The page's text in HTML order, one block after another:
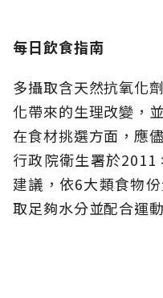
每日飲食指南
多攝取含天然抗氧化
化帶來的生理改變，
在食材挑選方面，應
行政院衛生署於2011
建議，依6大類食物
取足夠水分並配合運